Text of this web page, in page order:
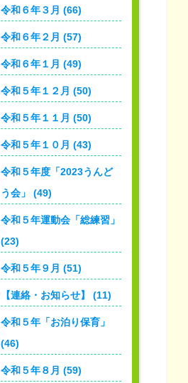
令和６年３月 (66)
令和６年２月 (57)
令和６年１月 (49)
令和５年１２月 (50)
令和５年１１月 (50)
令和５年１０月 (43)
令和５年度「2023うんど
う会」 (49)
令和５年運動会「総練習」
(23)
令和５年９月 (51)
【連絡・お知らせ】 (11)
令和５年「お泊り保育」
(46)
令和５年８月 (59)